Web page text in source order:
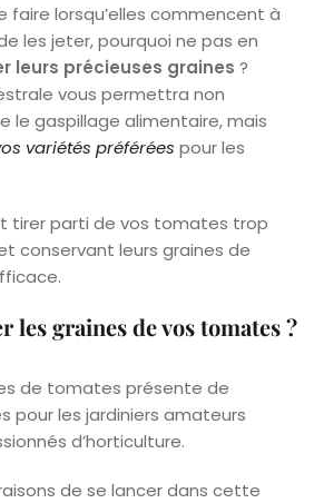
faire lorsqu’elles commencent à
les jeter, pourquoi ne pas en
leurs précieuses graines ?
vous permettra non
le gaspillage alimentaire, mais
variétés préférées pour les
tirer parti de vos tomates trop
conservant leurs graines de
les graines de vos tomates ?
de tomates présente de
pour les jardiniers amateurs
d’horticulture.
de se lancer dans cette